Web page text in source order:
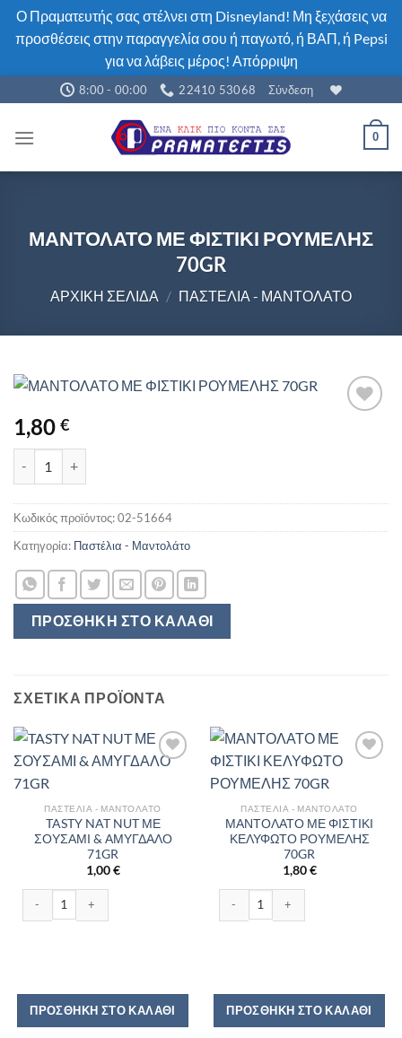
Ο Πραματευτής σας στέλνει στη Disneyland! Μη ξεχάσεις να
προσθέσεις στην παραγγελία σου ή παγωτό, ή ΒΑΠ, ή Pepsi
για να λάβεις μέρος! Απόρριψη
Μετάβαση
στο
περιεχόμενο
8:00 - 00:00 22410 53068 Σύνδεση
0
ΜΑΝΤΟΛΑΤΟ ΜΕ ΦΙΣΤΙΚΙ ΡΟΥΜΕΛΗΣ
70GR
ΑΡΧΙΚΉ ΣΕΛΊΔΑ / ΠΑΣΤΈΛΙΑ - ΜΑΝΤΟΛΆΤΟ
1,80 €
ΠΡΟΣΘΉΚΗ ΣΤΟ ΚΑΛΆΘΙ
Κωδικός προϊόντος:02-51664
Κατηγορία: Παστέλια - Μαντολάτο
ΣΧΕΤΙΚΆ ΠΡΟΪΌΝΤΑ
ΠΑΣΤΈΛΙΑ - ΜΑΝΤΟΛΆΤΟ
TASTY NAT NUT ΜΕ
ΣΟΥΣΑΜΙ & ΑΜΥΓΔΑΛΟ
71GR
1,00€
ΠΡΟΣΘΉΚΗ ΣΤΟ ΚΑΛΆΘΙ
ΠΑΣΤΈΛΙΑ - ΜΑΝΤΟΛΆΤΟ
ΜΑΝΤΟΛΑΤΟ ΜΕ ΦΙΣΤΙΚΙ
ΚΕΛΥΦΩΤΟ ΡΟΥΜΕΛΗΣ
70GR
1,80€
ΠΡΟΣΘΉΚΗ ΣΤΟ ΚΑΛΆΘΙ